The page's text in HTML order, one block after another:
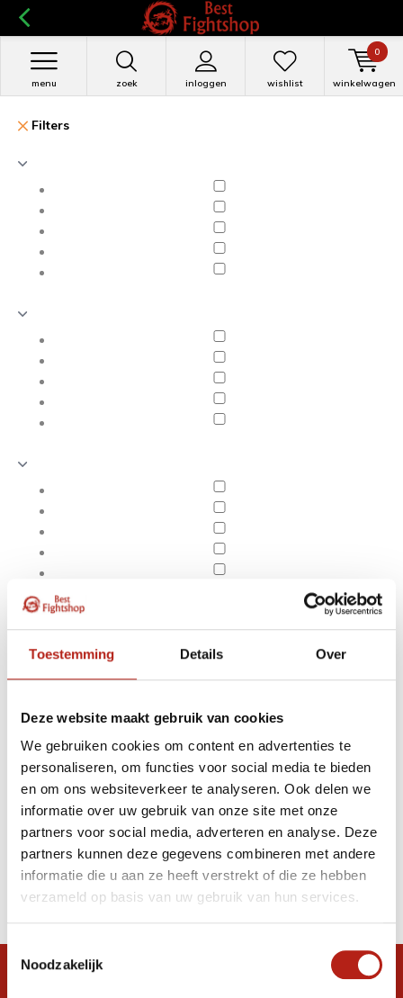
Toestemming Details Over
Deze website maakt gebruik van cookies
We gebruiken cookies om content en advertenties te
personaliseren, om functies voor social media te bieden
en om ons websiteverkeer te analyseren. Ook delen we
informatie over uw gebruik van onze site met onze
partners voor social media, adverteren en analyse. Deze
partners kunnen deze gegevens combineren met andere
informatie die u aan ze heeft verstrekt of die ze hebben
verzameld op basis van uw gebruik van hun services.
Toestemmingsselectie
Noodzakelijk
zoek inloggen
menu wishlist winkelwagen
0
Filters
Apply filters
Producten getagd met
Advantage dames
kruisbeschermer
Producten
Filter